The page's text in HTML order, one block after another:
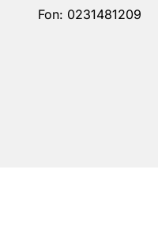
Fon: 0231481209